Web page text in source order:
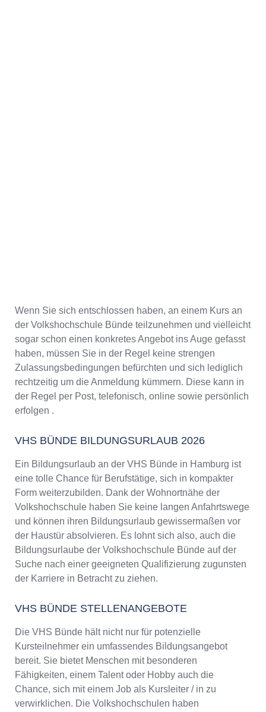
Wenn Sie sich entschlossen haben, an einem Kurs an
der Volkshochschule Bünde teilzunehmen und vielleicht
sogar schon einen konkretes Angebot ins Auge gefasst
haben, müssen Sie in der Regel keine strengen
Zulassungsbedingungen befürchten und sich lediglich
rechtzeitig um die Anmeldung kümmern. Diese kann in
der Regel per Post, telefonisch, online sowie persönlich
erfolgen .
VHS BÜNDE BILDUNGSURLAUB 2026
Ein Bildungsurlaub an der VHS Bünde in Hamburg ist
eine tolle Chance für Berufstätige, sich in kompakter
Form weiterzubilden. Dank der Wohnortnähe der
Volkshochschule haben Sie keine langen Anfahrtswege
und können ihren Bildungsurlaub gewissermaßen vor
der Haustür absolvieren. Es lohnt sich also, auch die
Bildungsurlaube der Volkshochschule Bünde auf der
Suche nach einer geeigneten Qualifizierung zugunsten
der Karriere in Betracht zu ziehen.
VHS BÜNDE STELLENANGEBOTE
Die VHS Bünde hält nicht nur für potenzielle
Kursteilnehmer ein umfassendes Bildungsangebot
bereit. Sie bietet Menschen mit besonderen
Fähigkeiten, einem Talent oder Hobby auch die
Chance, sich mit einem Job als Kursleiter / in zu
verwirklichen. Die Volkshochschulen haben